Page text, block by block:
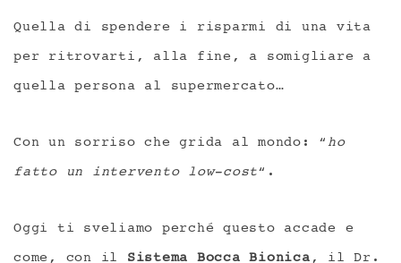
Quella di spendere i risparmi di una vita
per ritrovarti, alla fine, a somigliare a
quella persona al supermercato…
Con un sorriso che grida al mondo: “ho
fatto un intervento low-cost“.
Oggi ti sveliamo perché questo accade e
come, con il Sistema Bocca Bionica, il Dr.